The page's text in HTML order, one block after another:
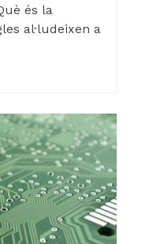
és la
al·ludeixen a